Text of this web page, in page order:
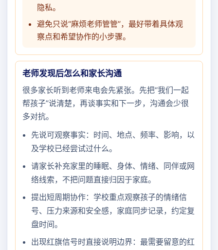
隐私。
避免只说“麻烦老师管管”，最好带着具体观
察点和希望协作的小步骤。
老师发现后怎么和家长沟通
很多家长听到老师来电会先紧张。先把“我们一起
帮孩子”说清楚，再谈事实和下一步，沟通会少很
多对抗。
先说可观察事实：时间、地点、频率、影响，以
及学校已经尝试过什么。
请家长补充家里的睡眠、身体、情绪、同伴或网
络线索，不把问题直接归因于家庭。
提出短周期协作：学校重点观察孩子的情绪信
号、压力来源和安全感，家庭同步记录，约定复
盘时间。
出现红旗信号时直接说明边界：最需要留意的红